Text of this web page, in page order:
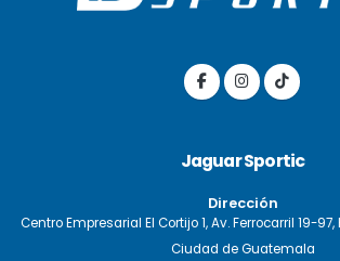
Jaguar Sportic
Dirección
Centro Empresarial El Cortijo 1, Av. Ferrocarril 19-97,
Ciudad de Guatemala